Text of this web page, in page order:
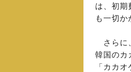
は、初期
も一切か
さらに
韓国のカ
「カカ